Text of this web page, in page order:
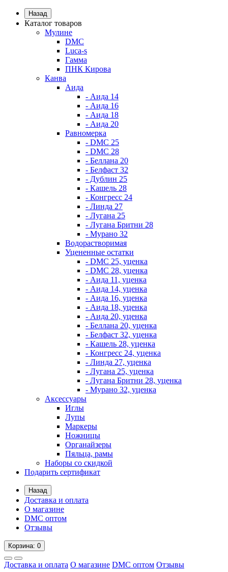
Назад
Каталог товаров
Мулине
DMC
Luca-s
Гамма
ПНК Кирова
Канва
Аида
- Аида 14
- Аида 16
- Аида 18
- Аида 20
Равномерка
- DMC 25
- DMC 28
- Беллана 20
- Белфаст 32
- Дублин 25
- Кашель 28
- Конгресс 24
- Линда 27
- Лугана 25
- Лугана Бритни 28
- Мурано 32
Водорастворимая
Уцененные остатки
- DMC 25, уценка
- DMC 28, уценка
- Аида 11, уценка
- Аида 14, уценка
- Аида 16, уценка
- Аида 18, уценка
- Аида 20, уценка
- Беллана 20, уценка
- Белфаст 32, уценка
- Кашель 28, уценка
- Конгресс 24, уценка
- Линда 27, уценка
- Лугана 25, уценка
- Лугана Бритни 28, уценка
- Мурано 32, уценка
Аксессуары
Иглы
Лупы
Маркеры
Ножницы
Органайзеры
Пяльца, рамы
Наборы со скидкой
Подарить сертификат
Назад
Доставка и оплата
О магазине
DMC оптом
Отзывы
Корзина: 0
Доставка и оплата О магазине DMC оптом Отзывы